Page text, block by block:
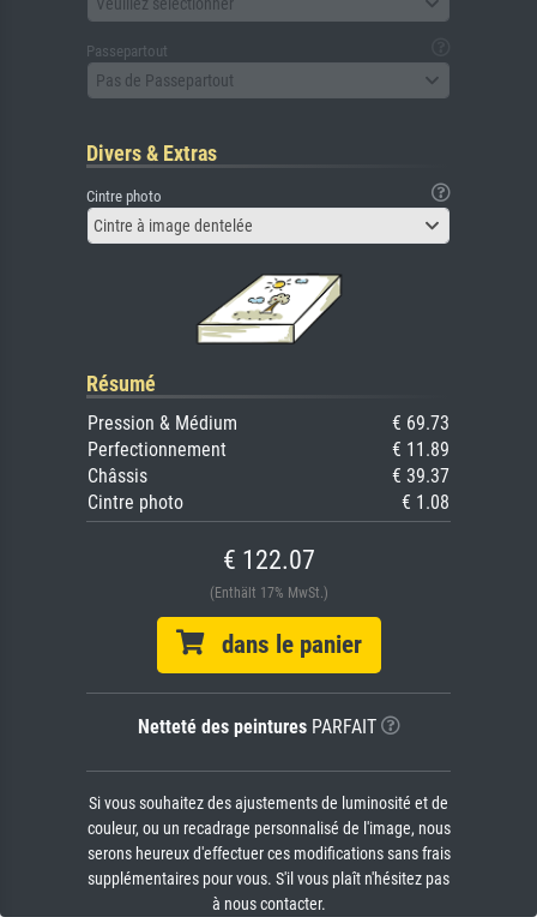
Passepartout
Pas de Passepartout
Divers & Extras
Cintre photo
Cintre à image dentelée
Résumé
Pression & Médium
€ 69.73
Perfectionnement
€ 11.89
Châssis
€ 39.37
Cintre photo
€ 1.08
€ 122.07
(Enthält 17% MwSt.)
dans le panier
Netteté des peinturesPARFAIT
Si vous souhaitez des ajustements de luminosité et de
couleur, ou un recadrage personnalisé de l'image, nous
serons heureux d'effectuer ces modifications sans frais
supplémentaires pour vous. S'il vous plaît n'hésitez pas
à nous contacter.